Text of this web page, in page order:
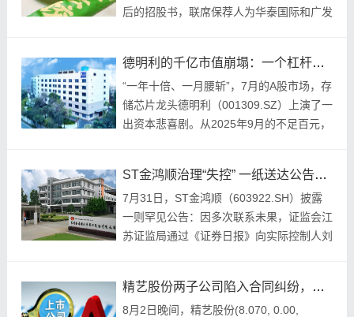
后的招股书，联席保荐人为华泰国际和广发
德明利的千亿市值崩塌：一个杠杆、周期与治理的三重绞杀
“一年十倍、一月腰斩”，7月的A股市场，存
储芯片龙头德明利（001309.SZ）上演了一
出资本悲喜剧。从2025年9月的不足百元，
ST金鸿顺治理“失控” 一纸送达公告又将起到什么疗效？
7月31日，ST金鸿顺（603922.SH）披露
一则罕见公告：因多次联系未果，证监会江
苏证监局通过《证券日报》向实际控制人刘
精艺股份两子公司陷入合同纠纷，与“华鸿系”对簿公堂，涉案金额1.56亿元
8月2日晚间，精艺股份(8.070, 0.00,